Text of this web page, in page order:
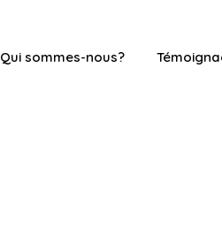
Qui sommes-nous?